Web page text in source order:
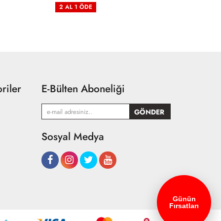
2 AL 1 ÖDE
E-Bülten Aboneliği
Sosyal Medya
Günün
Fırsatları